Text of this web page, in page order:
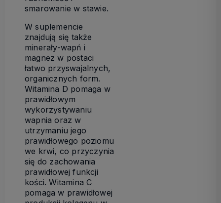
smarowanie w stawie.
W suplemencie
znajdują się także
minerały-wapń i
magnez w postaci
łatwo przyswajalnych,
organicznych form.
Witamina D pomaga w
prawidłowym
wykorzystywaniu
wapnia oraz w
utrzymaniu jego
prawidłowego poziomu
we krwi, co przyczynia
się do zachowania
prawidłowej funkcji
kości. Witamina C
pomaga w prawidłowej